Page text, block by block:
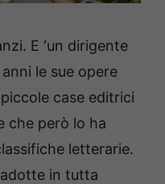
E ‘un dirigente
le sue opere
case editrici
che però lo ha
letterarie.
in tutta